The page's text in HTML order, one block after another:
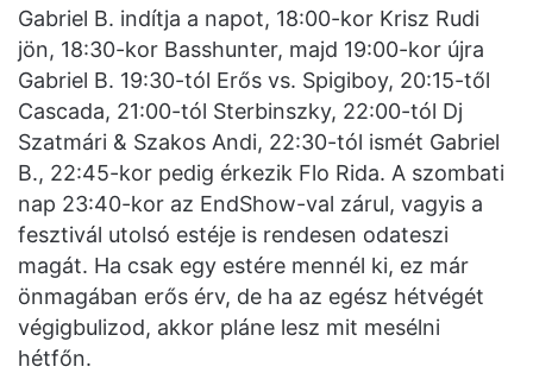
Gabriel B. indítja a napot, 18:00-kor Krisz Rudi
jön, 18:30-kor Basshunter, majd 19:00-kor újra
Gabriel B. 19:30-tól Erős vs. Spigiboy, 20:15-től
Cascada, 21:00-tól Sterbinszky, 22:00-tól Dj
Szatmári & Szakos Andi, 22:30-tól ismét Gabriel
B., 22:45-kor pedig érkezik Flo Rida. A szombati
nap 23:40-kor az EndShow-val zárul, vagyis a
fesztivál utolsó estéje is rendesen odateszi
magát. Ha csak egy estére mennél ki, ez már
önmagában erős érv, de ha az egész hétvégét
végigbulizod, akkor pláne lesz mit mesélni
hétfőn.